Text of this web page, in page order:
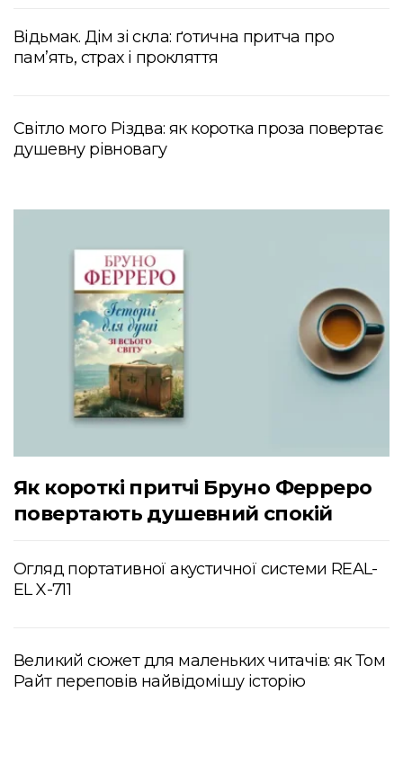
Відьмак. Дім зі скла: ґотична притча про
пам’ять, страх і прокляття
Світло мого Різдва: як коротка проза повертає
душевну рівновагу
Як короткі притчі Бруно Ферреро
повертають душевний спокій
Огляд портативної акустичної системи REAL-
EL X-711
Великий сюжет для маленьких читачів: як Том
Райт переповів найвідомішу історію